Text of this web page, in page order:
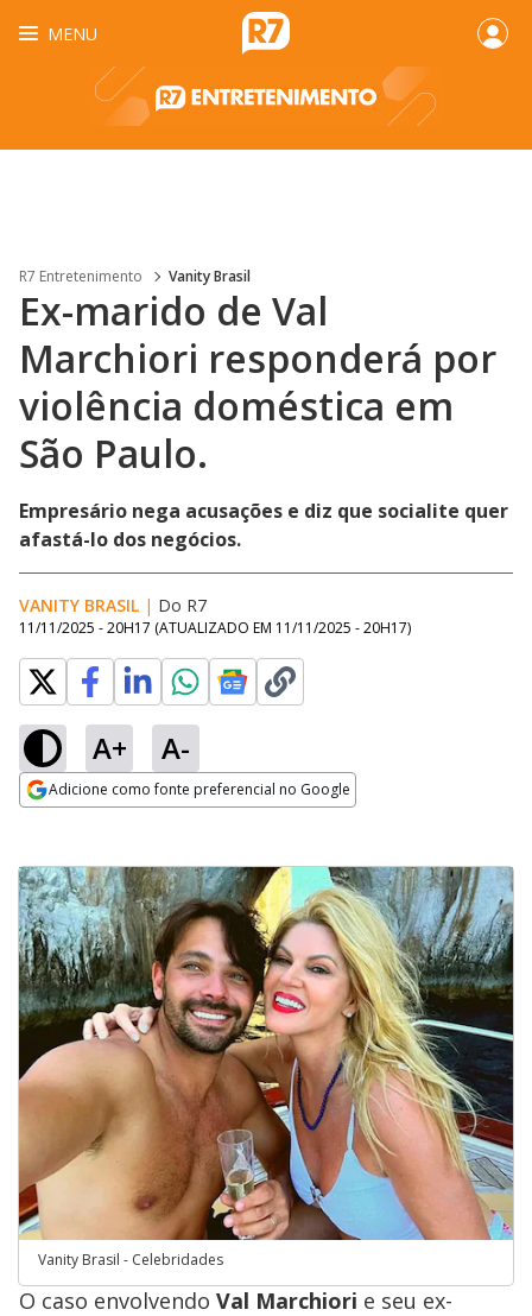
MENU
R7 Entretenimento Vanity Brasil
Ex-marido de Val
Marchiori responderá por
violência doméstica em
São Paulo.
Empresário nega acusações e diz que socialite quer
afastá-lo dos negócios.
VANITY BRASIL | Do R7
11/11/2025 - 20H17 (ATUALIZADO EM 11/11/2025 - 20H17)
A+ A-
Adicione como fonte preferencial no Google
Vanity Brasil - Celebridades
O caso envolvendo Val Marchiori e seu ex-